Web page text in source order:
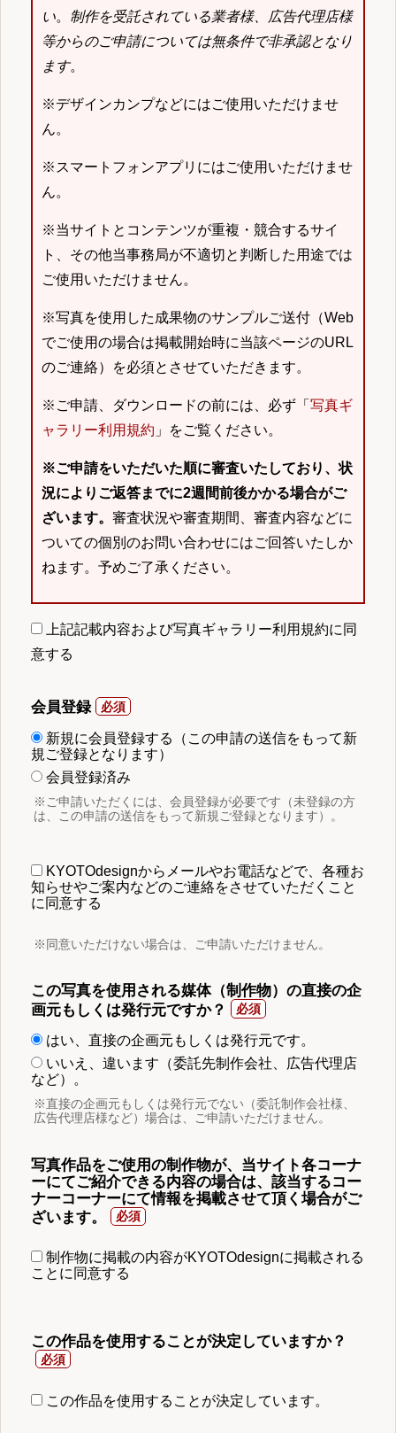
い。 制作を受託されている業者様、広告代理店様
等からのご申請については無条件で非承認となり
ます。
※デザインカンプなどにはご使用いただけませ
ん。
※スマートフォンアプリにはご使用いただけませ
ん。
※当サイトとコンテンツが重複・競合するサイ
ト、その他当事務局が不適切と判断した用途では
ご使用いただけません。
※写真を使用した成果物のサンプルご送付（Web
でご使用の場合は掲載開始時に当該ページのURL
のご連絡）を必須とさせていただきます。
※ご申請、ダウンロードの前には、必ず「 写真ギ
ャラリー利用規約 」をご覧ください。
※ご申請をいただいた順に審査いたしており、状
況によりご返答までに2週間前後かかる場合がご
ざいます。 審査状況や審査期間、審査内容などに
ついての個別のお問い合わせにはご回答いたしか
ねます。予めご了承ください。
上記記載内容および写真ギャラリー利用規約に同
意する
会員登録
新規に会員登録する（この申請の送信をもって新
規ご登録となります）
会員登録済み
※ご申請いただくには、会員登録が必要です（未登録の方
は、この申請の送信をもって新規ご登録となります）。
KYOTOdesignからメールやお電話などで、各種お
知らせやご案内などのご連絡をさせていただくこと
に同意する
※同意いただけない場合は、ご申請いただけません。
この写真を使用される媒体（制作物）の直接の企
画元もしくは発行元ですか？
はい、直接の企画元もしくは発行元です。
いいえ、違います（委託先制作会社、広告代理店
など）。
※直接の企画元もしくは発行元でない（委託制作会社様、
広告代理店様など）場合は、ご申請いただけません。
写真作品をご使用の制作物が、当サイト各コーナ
ーにてご紹介できる内容の場合は、該当するコー
ナーコーナーにて情報を掲載させて頂く場合がご
ざいます。
制作物に掲載の内容がKYOTOdesignに掲載される
ことに同意する
この作品を使用することが決定していますか？
この作品を使用することが決定しています。